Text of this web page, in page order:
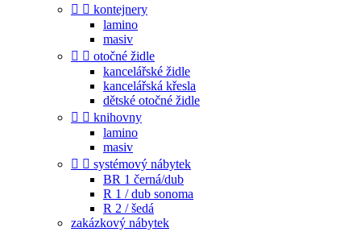
  kontejnery
lamino
masiv
  otočné židle
kancelářské židle
kancelářská křesla
dětské otočné židle
  knihovny
lamino
masiv
  systémový nábytek
BR 1 černá/dub
R 1 / dub sonoma
R 2 / šedá
zakázkový nábytek